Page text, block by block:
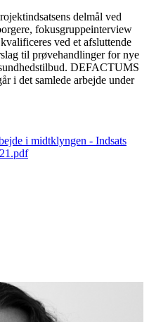
delmål ved
fokusgruppeinterview
ved et afsluttende
til prøvehandlinger for nye
DEFACTUMS
i det samlede arbejde under
i midtklyngen - Indsats